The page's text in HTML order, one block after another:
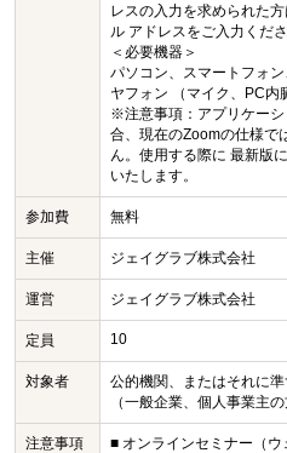
レスの入力を求められた
ル アドレスをご入力くださ
＜必要機器＞
パソコン、スマートフォ
ヤフォン （マイク、PC内
※注意事項：アプリケー
合、現在のZoomの仕様で
ん。使用する際に 最新版
いたします。
参加費 無料
主催 ジェイグラブ株式会社
運営 ジェイグラブ株式会社
定員 10
対象者
公的機関、またはそれに
（一般企業、個人事業主
注意事項
■ オンラインセミナー（